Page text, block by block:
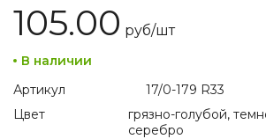
105.00 руб/шт
В наличии
Артикул
17/0-179 R33
Цвет
грязно-голубой,
серебро